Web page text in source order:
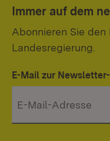
Immer auf dem
Abonnieren Sie
Landesregierung.
E-Mail zur